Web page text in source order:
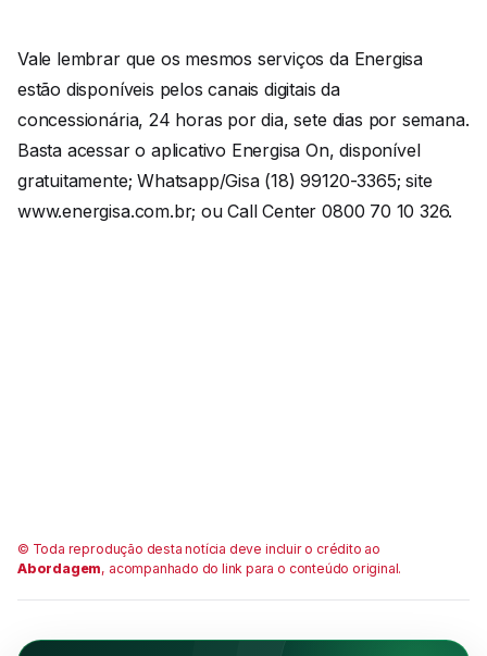
Vale lembrar que os mesmos serviços da Energisa
estão disponíveis pelos canais digitais da
concessionária, 24 horas por dia, sete dias por semana.
Basta acessar o aplicativo Energisa On, disponível
gratuitamente; Whatsapp/Gisa (18) 99120-3365; site
www.energisa.com.br; ou Call Center 0800 70 10 326.
© Toda reprodução desta notícia deve incluir o crédito ao
Abordagem, acompanhado do link para o conteúdo original.